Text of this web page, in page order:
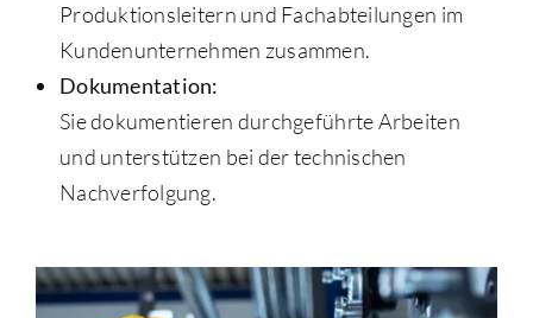
Produktionsleitern und Fachabteilungen im
Kundenunternehmen zusammen.
Dokumentation:
Sie dokumentieren durchgeführte Arbeiten
und unterstützen bei der technischen
Nachverfolgung.